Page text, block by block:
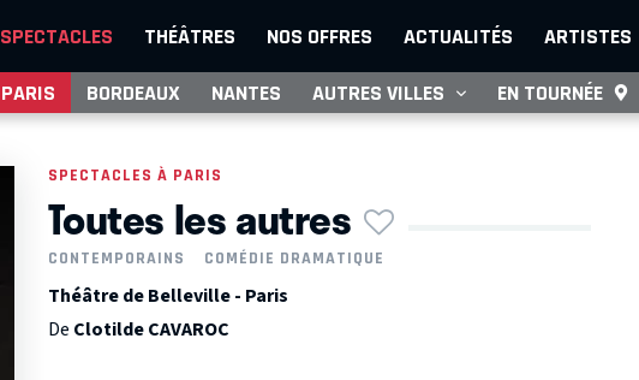
SPECTACLES THÉÂTRES NOS OFFRES ACTUALITÉS ARTISTES
PARIS BORDEAUX NANTES AUTRES VILLES EN TOURNÉE
SPECTACLES À PARIS
Toutes les autres
CONTEMPORAINS COMÉDIE DRAMATIQUE
Théâtre de Belleville - Paris
De Clotilde CAVAROC